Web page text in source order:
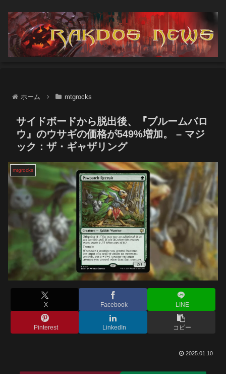
ホーム mtgrocks
サイドボードから脱出後、『ブルームバロ
ウ』のウサギの価格が549%増加。 – マジ
ック：ザ・ギャザリング
mtgrocks
X Facebook LINE
Pinterest LinkedIn コピー
2025.01.10